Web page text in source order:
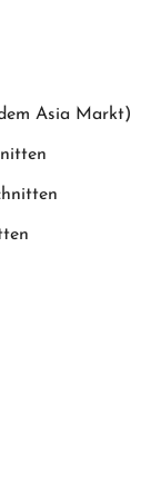
Asia Markt)